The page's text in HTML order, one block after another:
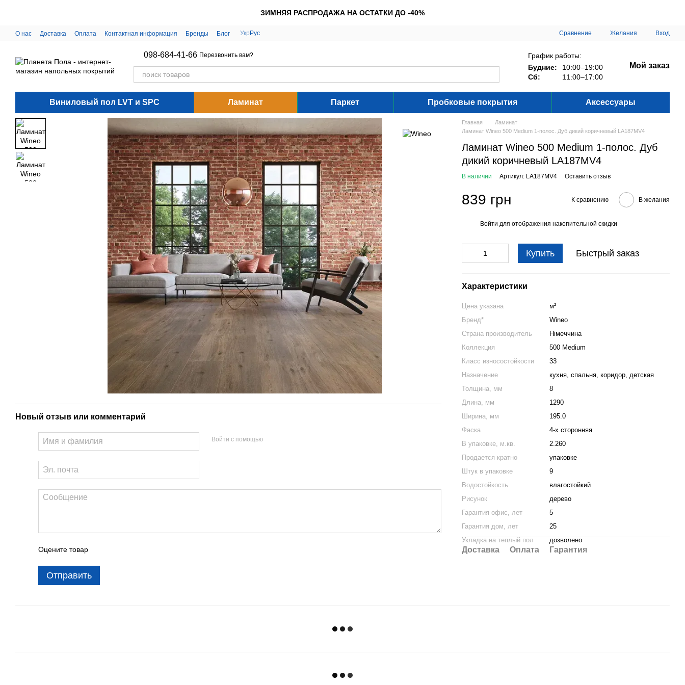
ЗИМНЯЯ РАСПРОДАЖА НА ОСТАТКИ ДО -40%
О нас Доставка Оплата Контактная информация Бренды Блог Укр Рус Сравнение Желания Вход
098-684-41-66 Перезвонить вам?
График работы:
Будние:
10:00–19:00
Сб:
11:00–17:00
Мой заказ
Виниловый пол LVT и SPC Ламинат Паркет Пробковые покрытия Аксессуары
Новый отзыв или комментарий
Войти с помощью
Оцените товар
Отправить
Главная
Ламинат
Ламинат Wineo 500 Medium 1-полос. Дуб дикий коричневый LA187MV4
Ламинат Wineo 500 Medium 1-полос. Дуб
дикий коричневый LA187MV4
В наличии Артикул: LA187MV4 Оставить отзыв
839 грн К сравнению В желания
Войти для отображения накопительной скидки
Купить Быстрый заказ
Характеристики
Цена указана
м²
Бренд*
Wineo
Страна производитель
Німеччина
Коллекция
500 Medium
Класс износостойкости
33
Назначение
кухня, спальня, коридор, детская
Толщина, мм
8
Длина, мм
1290
Ширина, мм
195.0
Фаска
4-х сторонняя
В упаковке, м.кв.
2.260
Продается кратно
упаковке
Штук в упаковке
9
Водостойкость
влагостойкий
Рисунок
дерево
Гарантия офис, лет
5
Гарантия дом, лет
25
Укладка на теплый пол
дозволено
Доставка Оплата Гарантия